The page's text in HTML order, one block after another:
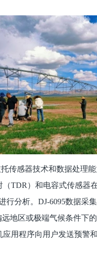
传感器技术和数据处理
TDR）和电容式传感器
行分析。DJ-6095数据
地区或极端气候条件下
用程序向用户发送预警